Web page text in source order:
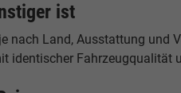
ist
nach Land, Ausstattung und
Fahrzeugqualität